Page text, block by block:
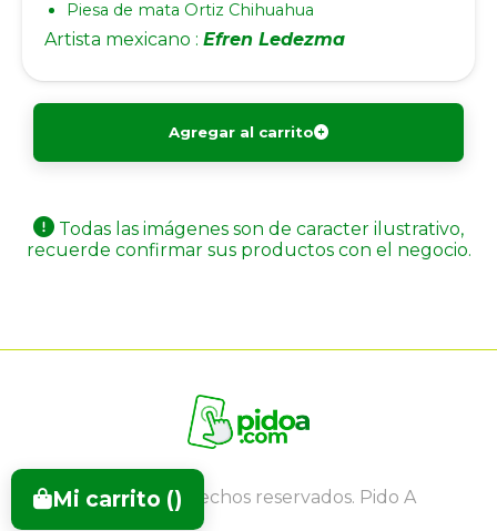
Piesa de mata Ortiz Chihuahua
Artista mexicano : Efren Ledezma
Agregar al carrito
Todas las imágenes son de caracter ilustrativo,
recuerde confirmar sus productos con el negocio.
Todos los derechos reservados. Pido A
Mi carrito ()